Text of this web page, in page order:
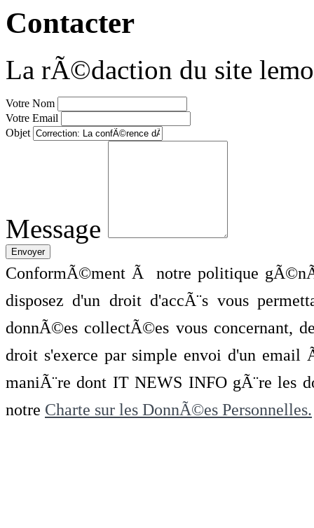
Contacter
La rÃ©daction du site
Votre Nom
Votre Email
Objet
Message
ConformÃ©ment Ã notre politique
disposez d'un droit d'accÃ¨s vous
donnÃ©es collectÃ©es vous concernant,
droit s'exerce par simple envoi d'un
maniÃ¨re dont IT NEWS INFO gÃ¨re les
notre Charte sur les DonnÃ©es Personnelles.